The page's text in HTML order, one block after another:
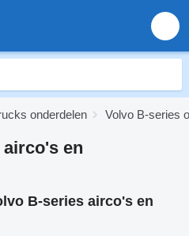
onderdelen Volvo B-series
en
B-series airco's en